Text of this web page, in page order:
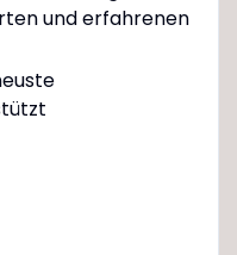
und erfahrenen